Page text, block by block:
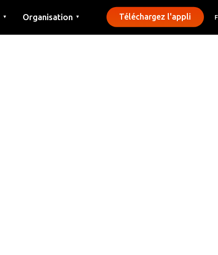
▼ Organisation ▼ Téléchargez l'appli